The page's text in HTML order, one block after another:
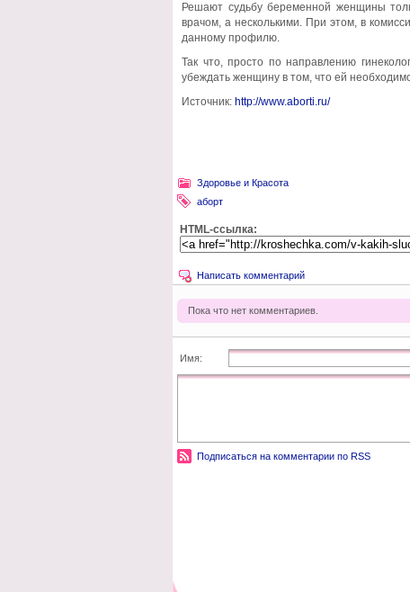
Решают судьбу беременной женщины
врачом, а несколькими. При этом, в
данному профилю.
Так что, просто по направлению
убеждать женщину в том, что ей
Источник: http://www.aborti.ru/
Здоровье и Красота
аборт
HTML-ссылка:
Написать комментарий
Пока что нет комментариев.
Имя:
Подписаться на комментарии по RSS